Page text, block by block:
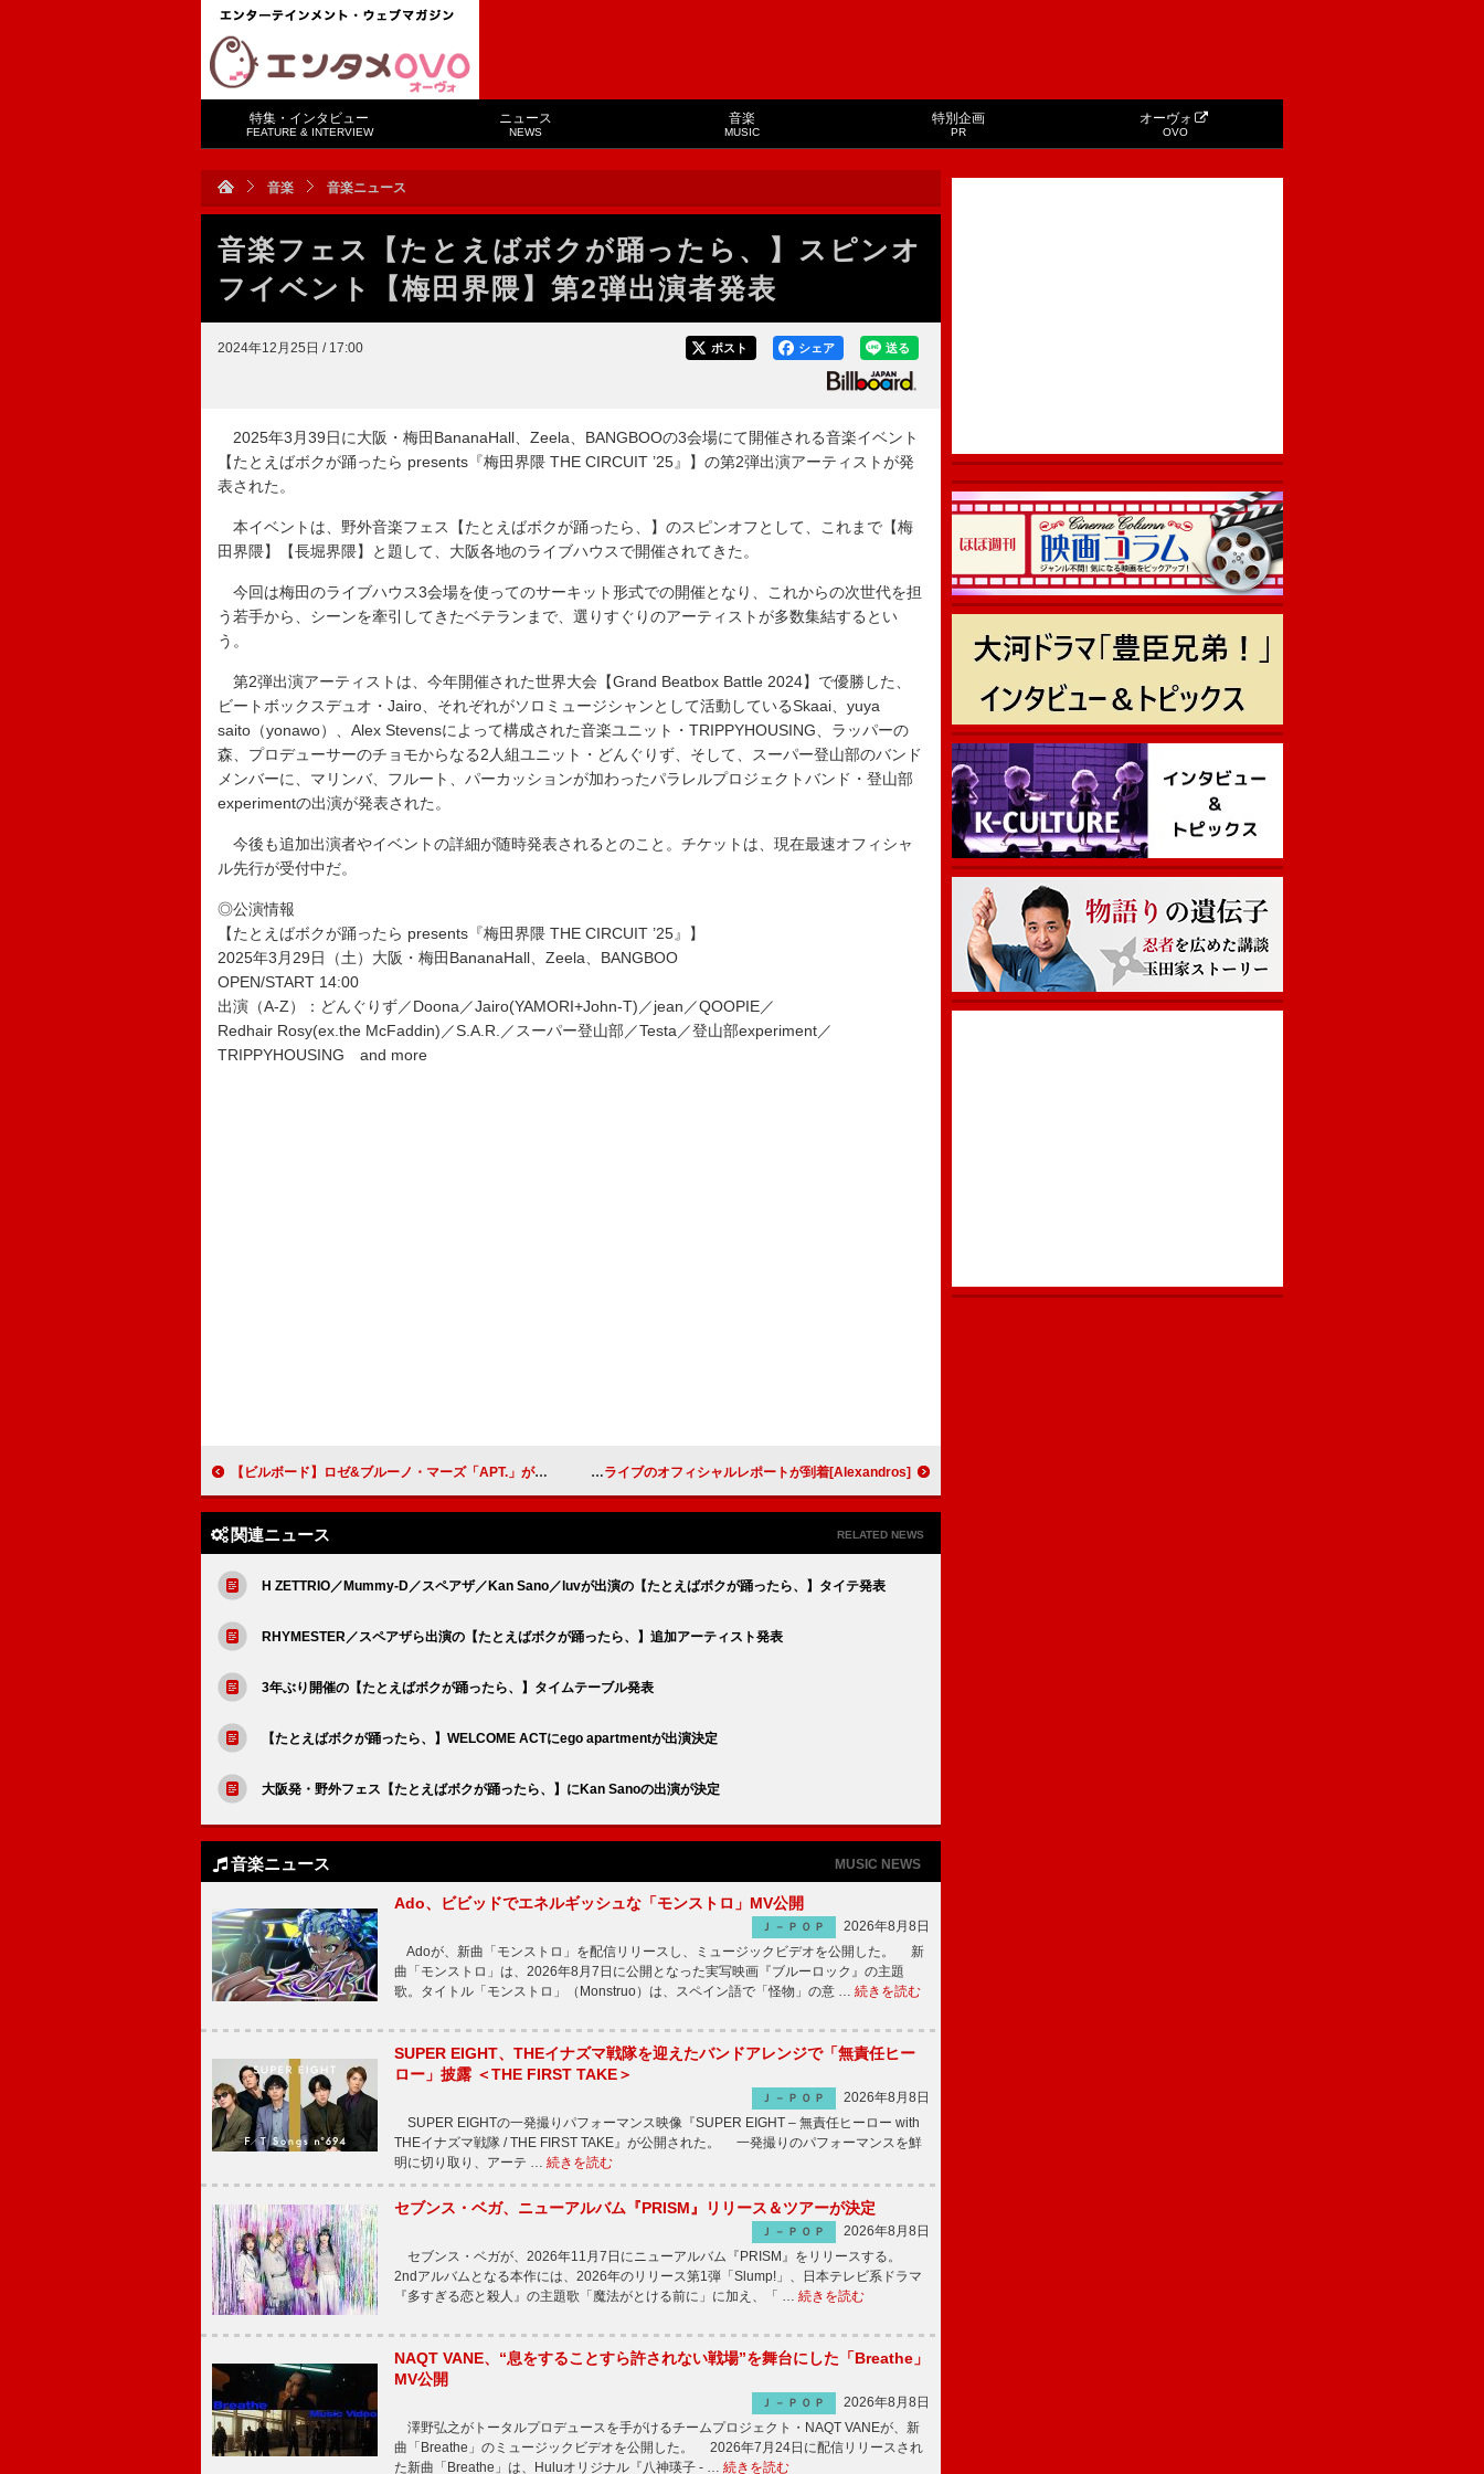
特集・インタビュー
FEATURE & INTERVIEW
ニュース
NEWS
音楽
MUSIC
特別企画
PR
オーヴォ
OVO
音楽 音楽ニュース
音楽フェス【たとえばボクが踊ったら、】スピンオ
フイベント【梅田界隈】第2弾出演者発表
2024年12月25日 / 17:00 送る
シェア
ポスト
2025年3月39日に大阪・梅田BananaHall、Zeela、BANGBOOの3会場にて開催される音楽イベント
【たとえばボクが踊ったら presents『梅田界隈 THE CIRCUIT ’25』】の第2弾出演アーティストが発
表された。
本イベントは、野外音楽フェス【たとえばボクが踊ったら、】のスピンオフとして、これまで【梅
田界隈】【長堀界隈】と題して、大阪各地のライブハウスで開催されてきた。
今回は梅田のライブハウス3会場を使ってのサーキット形式での開催となり、これからの次世代を担
う若手から、シーンを牽引してきたベテランまで、選りすぐりのアーティストが多数集結するとい
う。
第2弾出演アーティストは、今年開催された世界大会【Grand Beatbox Battle 2024】で優勝した、
ビートボックスデュオ・Jairo、それぞれがソロミュージシャンとして活動しているSkaai、yuya
saito（yonawo）、Alex Stevensによって構成された音楽ユニット・TRIPPYHOUSING、ラッパーの
森、プロデューサーのチョモからなる2人組ユニット・どんぐりず、そして、スーパー登山部のバンド
メンバーに、マリンバ、フルート、パーカッションが加わったパラレルプロジェクトバンド・登山部
experimentの出演が発表された。
今後も追加出演者やイベントの詳細が随時発表されるとのこと。チケットは、現在最速オフィシャ
ル先行が受付中だ。
◎公演情報
【たとえばボクが踊ったら presents『梅田界隈 THE CIRCUIT ’25』】
2025年3月29日（土）大阪・梅田BananaHall、Zeela、BANGBOO
OPEN/START 14:00
出演（A-Z）：どんぐりず／Doona／Jairo(YAMORI+John-T)／jean／QOOPIE／
Redhair Rosy(ex.the McFaddin)／S.A.R.／スーパー登山部／Testa／登山部experiment／
TRIPPYHOUSING and more
【ビルボード】ロゼ&ブルーノ・マーズ「APT.」が再浮上し通算4度目の総合首位、2位はMrs. GREEN APPLE「ライラック」 [Alexandros]川上洋平、毎年恒例ソロライブのオフィシャルレポートが到着
関連ニュース RELATED NEWS
H ZETTRIO／Mummy-D／スペアザ／Kan Sano／luvが出演の【たとえばボクが踊ったら、】タイテ発表
RHYMESTER／スペアザら出演の【たとえばボクが踊ったら、】追加アーティスト発表
3年ぶり開催の【たとえばボクが踊ったら、】タイムテーブル発表
【たとえばボクが踊ったら、】WELCOME ACTにego apartmentが出演決定
大阪発・野外フェス【たとえばボクが踊ったら、】にKan Sanoの出演が決定
音楽ニュース MUSIC NEWS
Ado、ビビッドでエネルギッシュな「モンストロ」MV公開
Ｊ－ＰＯＰ
2026年8月8日
Adoが、新曲「モンストロ」を配信リリースし、ミュージックビデオを公開した。 新
曲「モンストロ」は、2026年8月7日に公開となった実写映画『ブルーロック』の主題
歌。タイトル「モンストロ」（Monstruo）は、スペイン語で「怪物」の意 … 続きを読む
SUPER EIGHT、THEイナズマ戦隊を迎えたバンドアレンジで「無責任ヒー
ロー」披露 ＜THE FIRST TAKE＞
Ｊ－ＰＯＰ
2026年8月8日
SUPER EIGHTの一発撮りパフォーマンス映像『SUPER EIGHT – 無責任ヒーロー with
THEイナズマ戦隊 / THE FIRST TAKE』が公開された。 一発撮りのパフォーマンスを鮮
明に切り取り、アーテ … 続きを読む
セブンス・ベガ、ニューアルバム『PRISM』リリース＆ツアーが決定
Ｊ－ＰＯＰ
2026年8月8日
セブンス・ベガが、2026年11月7日にニューアルバム『PRISM』をリリースする。
2ndアルバムとなる本作には、2026年のリリース第1弾「Slump!」、日本テレビ系ドラマ
『多すぎる恋と殺人』の主題歌「魔法がとける前に」に加え、「 … 続きを読む
NAQT VANE、“息をすることすら許されない戦場”を舞台にした「Breathe」
MV公開
Ｊ－ＰＯＰ
2026年8月8日
澤野弘之がトータルプロデュースを手がけるチームプロジェクト・NAQT VANEが、新
曲「Breathe」のミュージックビデオを公開した。 2026年7月24日に配信リリースされ
た新曲「Breathe」は、Huluオリジナル『八神瑛子 - … 続きを読む